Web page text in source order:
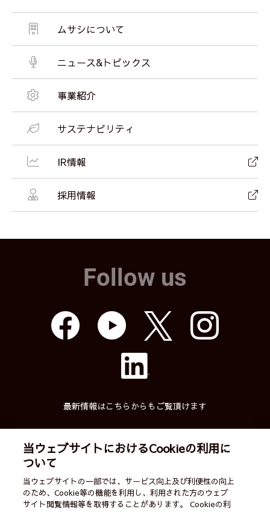
ムサシについて
ニュース&トピックス
事業紹介
サステナビリティ
IR情報
採用情報
Follow us
最新情報はこちらからもご覧頂けます
English ご利用案内 営業カレンダー
当ウェブサイトにおけるCookieの利用に
ついて
当ウェブサイトの一部では、サービス向上及び利便性の向上
のため、Cookie等の機能を利用し、利用された方のウェブ
サイト閲覧情報等を取得することがあります。 Cookieの利